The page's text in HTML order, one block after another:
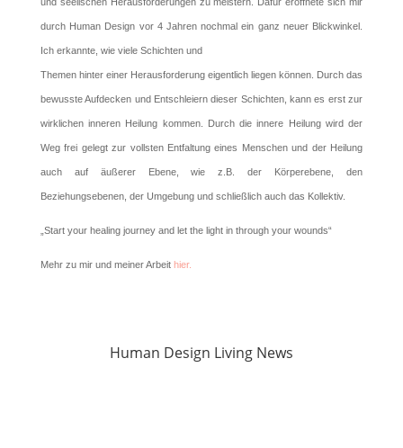
durch Human Design vor 4 Jahren nochmal ein ganz neuer Blickwinkel.
Ich erkannte, wie viele Schichten und
Themen hinter einer Herausforderung eigentlich liegen können. Durch das
bewusste Aufdecken und Entschleiern dieser Schichten, kann es erst zur
wirklichen inneren Heilung kommen. Durch die innere Heilung wird der
Weg frei gelegt zur vollsten Entfaltung eines Menschen und der Heilung
auch auf äußerer Ebene, wie z.B. der Körperebene, den
Beziehungsebenen, der Umgebung und schließlich auch das Kollektiv.
„Start your healing journey and let the light in through your wounds“
Mehr zu mir und meiner Arbeit hier.
Human Design Living News